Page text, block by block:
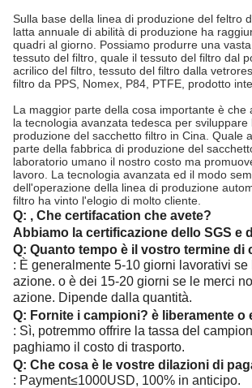
Sulla base della linea di produzione del feltro
latta annuale di abilità di produzione ha
quadri al giorno. Possiamo produrre una
tessuto del filtro, quale il tessuto del filtro dal
acrilico del filtro, tessuto del filtro dalla
filtro da PPS, Nomex, P84, PTFE, prodotto
La maggior parte della cosa importante è che
la tecnologia avanzata tedesca per
produzione del sacchetto filtro in Cina. Quale
parte della fabbrica di produzione del
laboratorio umano il nostro costo ma
lavoro. La tecnologia avanzata ed il modo
dell'operazione della linea di produzione
filtro ha vinto l'elogio di molto cliente.
Q: , Che certifacation che avete?
Abbiamo la certificazione dello SGS e
Q: Quanto tempo è il vostro termine di
: È generalmente 5-10 giorni lavorativi se
azione. o è dei 15-20 giorni se le merci
azione. Dipende dalla quantità.
Q: Fornite i campioni? è liberamente o
: Sì, potremmo offrire la tassa del
paghiamo il costo di trasporto.
Q: Che cosa è le vostre dilazioni di
: Payment≤1000USD, 100% in anticipo.